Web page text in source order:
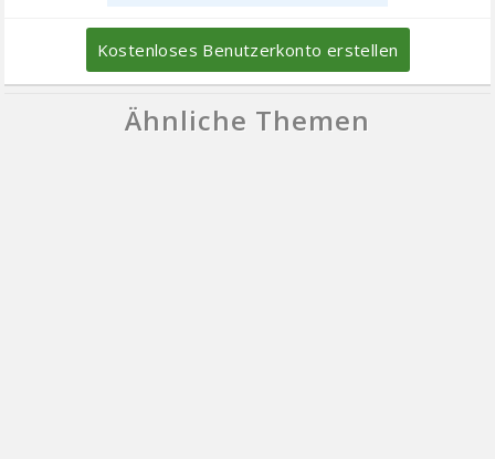
Kostenloses Benutzerkonto erstellen
Ähnliche Themen